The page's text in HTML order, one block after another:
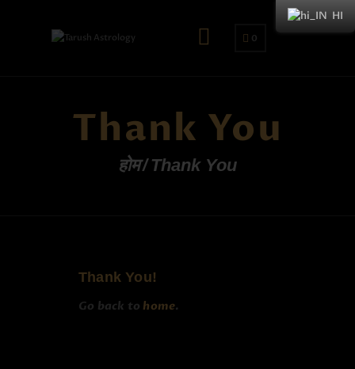
0
Thank You
होम Thank You
Thank You!
Go back to home.
HI